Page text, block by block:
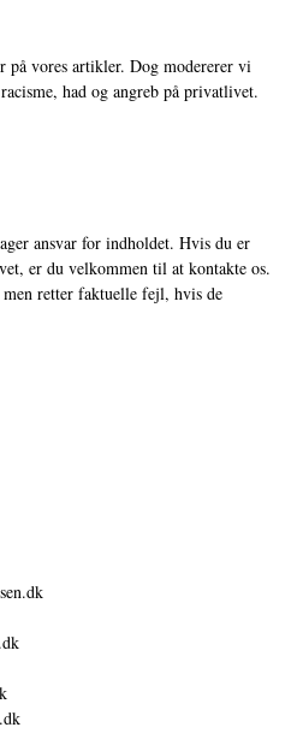
på vores artikler. Dog modererer vi
had og angreb på privatlivet.
ansvar for indholdet. Hvis du er
er du velkommen til at kontakte os.
retter faktuelle fejl, hvis de